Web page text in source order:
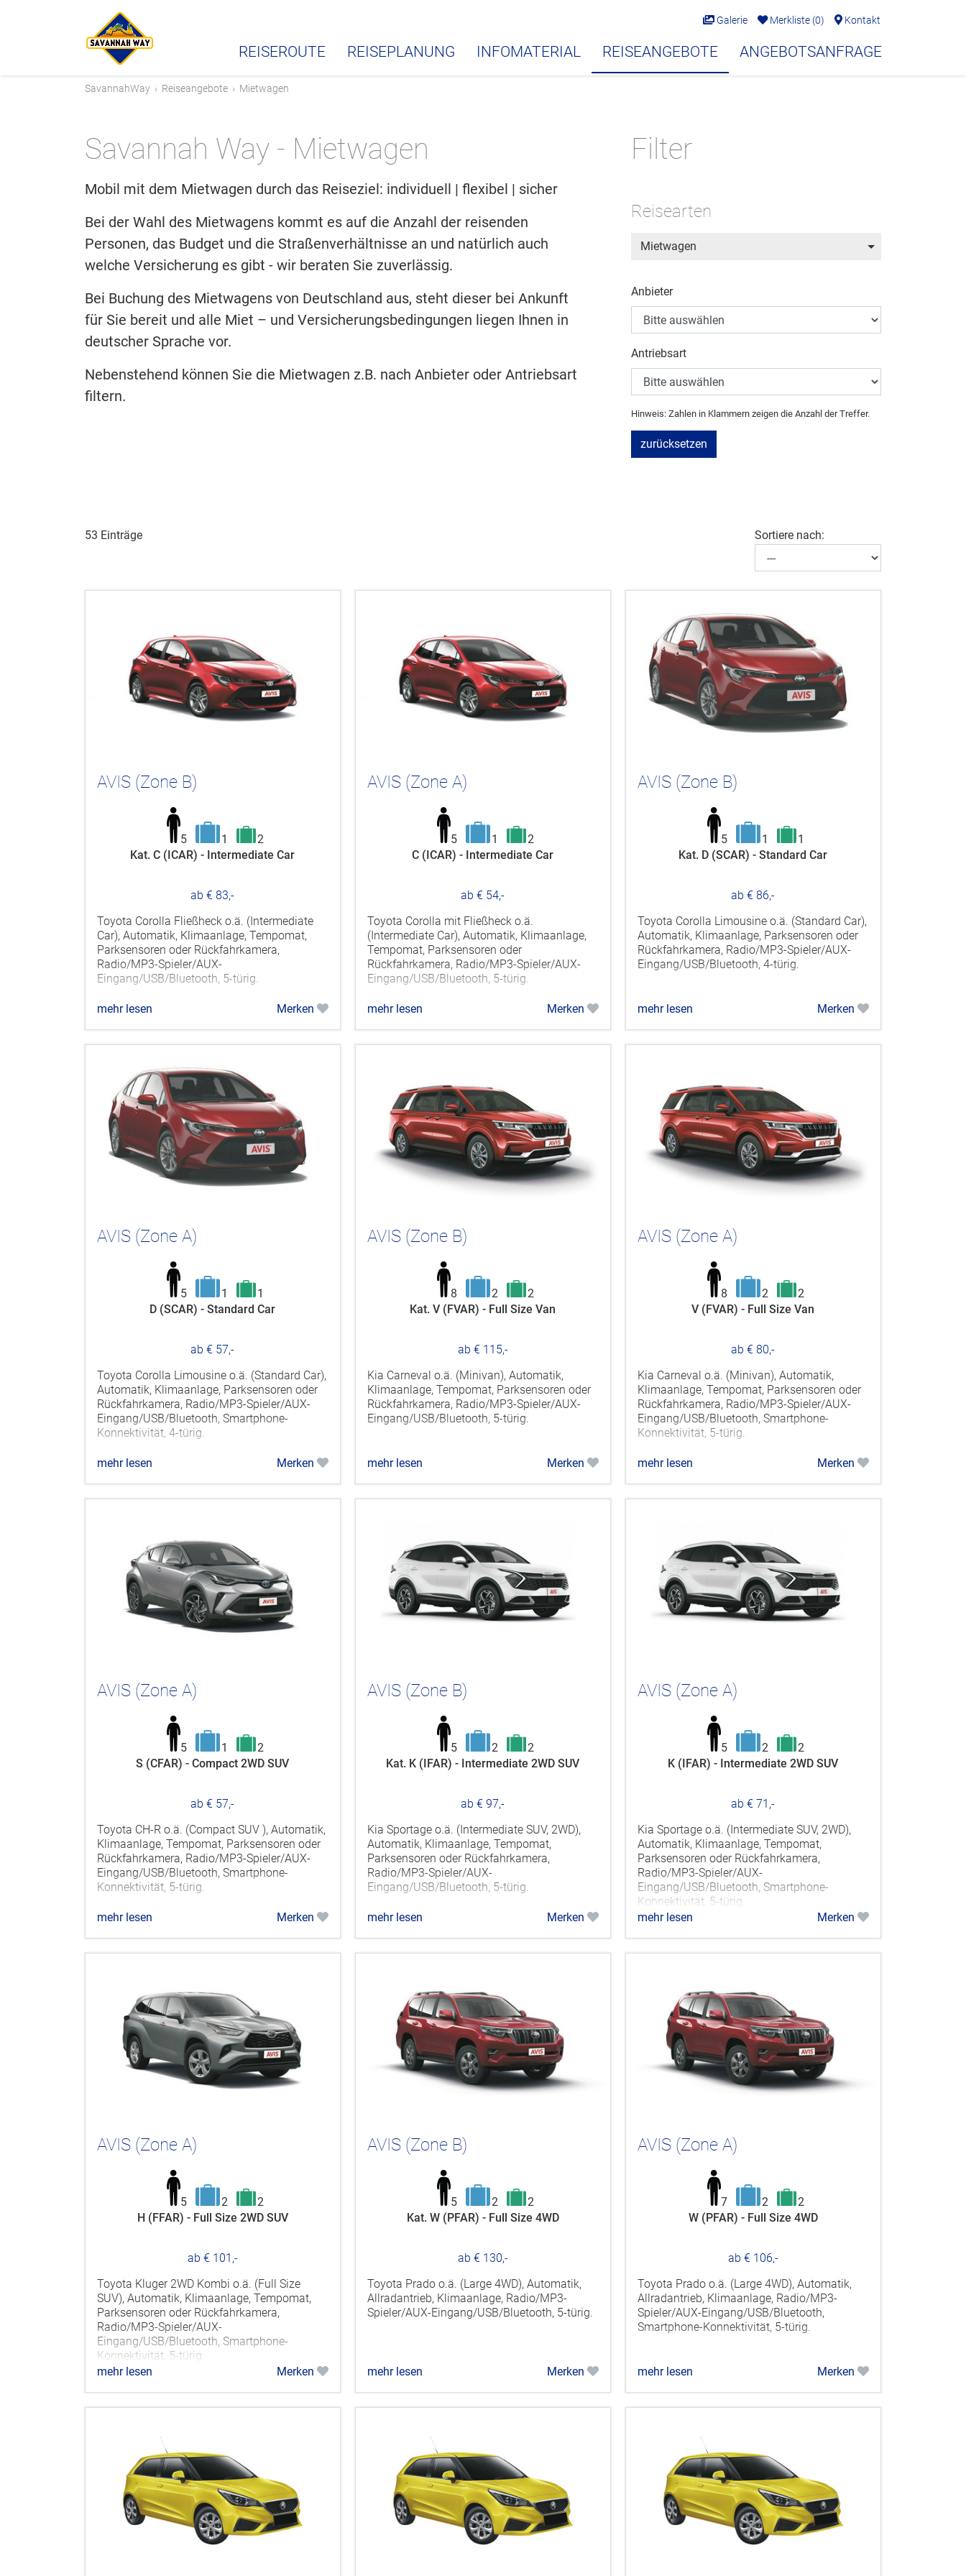
Galerie Merkliste (0) Kontakt
REISEROUTE REISEPLANUNG INFOMATERIAL REISEANGEBOTE ANGEBOTSANFRAGE
SavannahWay › Reiseangebote › Mietwagen
Savannah Way - Mietwagen
Mobil mit dem Mietwagen durch das Reiseziel: individuell | flexibel | sicher
Bei der Wahl des Mietwagens kommt es auf die Anzahl der reisenden
Personen, das Budget und die Straßenverhältnisse an und natürlich auch
welche Versicherung es gibt - wir beraten Sie zuverlässig.
Bei Buchung des Mietwagens von Deutschland aus, steht dieser bei Ankunft
für Sie bereit und alle Miet – und Versicherungsbedingungen liegen Ihnen in
deutscher Sprache vor.
Nebenstehend können Sie die Mietwagen z.B. nach Anbieter oder Antriebsart
filtern.
Filter
Reisearten
Mietwagen
Anbieter
Antriebsart
Hinweis: Zahlen in Klammern zeigen die Anzahl der Treffer.
zurücksetzen
53 Einträge Sortiere nach:
AVIS (Zone B)
5 1
2
Kat. C (ICAR) - Intermediate Car
ab € 83,-
Toyota Corolla Fließheck o.ä. (Intermediate
Car), Automatik, Klimaanlage, Tempomat,
Parksensoren oder Rückfahrkamera,
Radio/MP3-Spieler/AUX-
Eingang/USB/Bluetooth, 5-türig.
mehr lesen Merken
AVIS (Zone A)
5 1
2
C (ICAR) - Intermediate Car
ab € 54,-
Toyota Corolla mit Fließheck o.ä.
(Intermediate Car), Automatik, Klimaanlage,
Tempomat, Parksensoren oder
Rückfahrkamera, Radio/MP3-Spieler/AUX-
Eingang/USB/Bluetooth, 5-türig.
mehr lesen Merken
AVIS (Zone B)
5 1
1
Kat. D (SCAR) - Standard Car
ab € 86,-
Toyota Corolla Limousine o.ä. (Standard Car),
Automatik, Klimaanlage, Parksensoren oder
Rückfahrkamera, Radio/MP3-Spieler/AUX-
Eingang/USB/Bluetooth, 4-türig.
mehr lesen Merken
AVIS (Zone A)
5 1
1
D (SCAR) - Standard Car
ab € 57,-
Toyota Corolla Limousine o.ä. (Standard Car),
Automatik, Klimaanlage, Parksensoren oder
Rückfahrkamera, Radio/MP3-Spieler/AUX-
Eingang/USB/Bluetooth, Smartphone-
Konnektivität, 4-türig.
mehr lesen Merken
AVIS (Zone B)
8 2
2
Kat. V (FVAR) - Full Size Van
ab € 115,-
Kia Carneval o.ä. (Minivan), Automatik,
Klimaanlage, Tempomat, Parksensoren oder
Rückfahrkamera, Radio/MP3-Spieler/AUX-
Eingang/USB/Bluetooth, 5-türig.
mehr lesen Merken
AVIS (Zone A)
8 2
2
V (FVAR) - Full Size Van
ab € 80,-
Kia Carneval o.ä. (Minivan), Automatik,
Klimaanlage, Tempomat, Parksensoren oder
Rückfahrkamera, Radio/MP3-Spieler/AUX-
Eingang/USB/Bluetooth, Smartphone-
Konnektivität, 5-türig.
mehr lesen Merken
AVIS (Zone A)
5 1
2
S (CFAR) - Compact 2WD SUV
ab € 57,-
Toyota CH-R o.ä. (Compact SUV ), Automatik,
Klimaanlage, Tempomat, Parksensoren oder
Rückfahrkamera, Radio/MP3-Spieler/AUX-
Eingang/USB/Bluetooth, Smartphone-
Konnektivität, 5-türig.
mehr lesen Merken
AVIS (Zone B)
5 2
2
Kat. K (IFAR) - Intermediate 2WD SUV
ab € 97,-
Kia Sportage o.ä. (Intermediate SUV, 2WD),
Automatik, Klimaanlage, Tempomat,
Parksensoren oder Rückfahrkamera,
Radio/MP3-Spieler/AUX-
Eingang/USB/Bluetooth, 5-türig.
mehr lesen Merken
AVIS (Zone A)
5 2
2
K (IFAR) - Intermediate 2WD SUV
ab € 71,-
Kia Sportage o.ä. (Intermediate SUV, 2WD),
Automatik, Klimaanlage, Tempomat,
Parksensoren oder Rückfahrkamera,
Radio/MP3-Spieler/AUX-
Eingang/USB/Bluetooth, Smartphone-
Konnektivität, 5-türig.
mehr lesen
Merken
AVIS (Zone A)
5 2
2
H (FFAR) - Full Size 2WD SUV
ab € 101,-
Toyota Kluger 2WD Kombi o.ä. (Full Size
SUV), Automatik, Klimaanlage, Tempomat,
Parksensoren oder Rückfahrkamera,
Radio/MP3-Spieler/AUX-
Eingang/USB/Bluetooth, Smartphone-
Konnektivität, 5-türig.
mehr lesen
Merken
AVIS (Zone B)
5 2
2
Kat. W (PFAR) - Full Size 4WD
ab € 130,-
Toyota Prado o.ä. (Large 4WD), Automatik,
Allradantrieb, Klimaanlage, Radio/MP3-
Spieler/AUX-Eingang/USB/Bluetooth, 5-türig.
mehr lesen Merken
AVIS (Zone A)
7 2
2
W (PFAR) - Full Size 4WD
ab € 106,-
Toyota Prado o.ä. (Large 4WD), Automatik,
Allradantrieb, Klimaanlage, Radio/MP3-
Spieler/AUX-Eingang/USB/Bluetooth,
Smartphone-Konnektivität, 5-türig.
mehr lesen Merken